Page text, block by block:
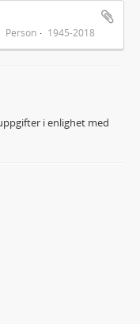
Person 1945-2018
i enlighet med